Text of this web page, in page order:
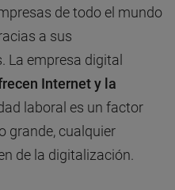
de todo el mundo
a sus
La empresa digital
Internet y la
laboral es un factor
grande, cualquier
de la digitalización.